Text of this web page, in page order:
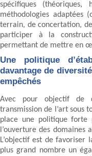
spécifiques (théoriques,
méthodologies adaptées
terrain, de concertation,
participer à la
permettant de mettre en
Une politique
davantage de
empêchés
Avec pour objectif de
transmission de l’art sous
place une politique forte
l’ouverture des domaines
L’objectif est de
plus grand nombre un